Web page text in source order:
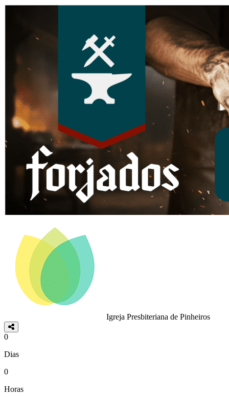
Página do Evento:
Igreja Presbiteriana de Pinheiros
0
Dias
0
Horas